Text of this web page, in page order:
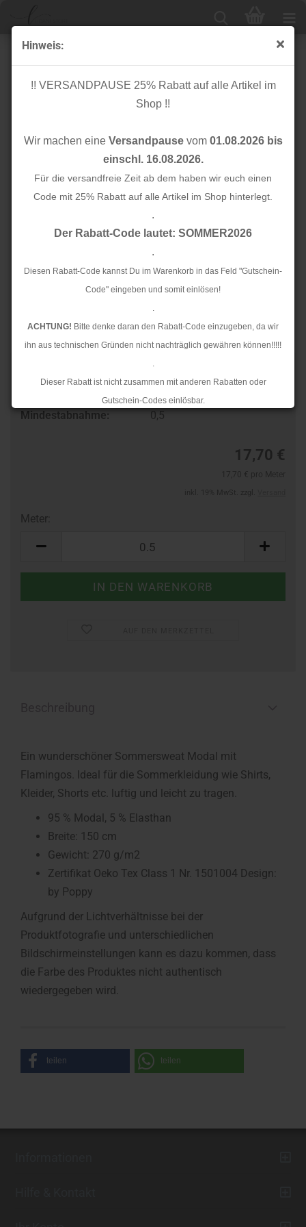
Hinweis:
!! VERSANDPAUSE 25% Rabatt auf alle Artikel im
Shop !!
Wir machen eine Versandpausevom 01.08.2026 bis
einschl. 16.08.2026.
Für die versandfreie Zeit ab dem haben wir euch einen
Code mit 25% Rabatt auf alle Artikel im Shop hinterlegt.
.
Der Rabatt-Code lautet: SOMMER2026
.
Diesen Rabatt-Code kannst Du im Warenkorb in das Feld "Gutschein-
Code" eingeben und somit einlösen!
.
ACHTUNG! Bitte denke daran den Rabatt-Code einzugeben, da wir
ihn aus technischen Gründen nicht nachträglich gewähren können!!!!!
.
Dieser Rabatt ist nicht zusammen mit anderen Rabatten oder
Gutschein-Codes einlösbar.
.
Rückstaus kann es jedoch zu längeren Lieferzeiten kommen.
Modal - Flamingo - blau
Mindestabnahme:
0,5
17,70 €
Meter:
Ein wunderschöner Sommersweat Modal mit
Flamingos. Ideal für die Sommerkleidung wie Shirts,
Kleider, Shorts etc. luftig und leicht zu tragen.
95 % Modal, 5 % Elasthan
Breite: 150 cm
Gewicht: 270 g/m2
Zertifikat Oeko Tex Class 1 Nr. 1501004 Design:
by Poppy
Aufgrund der Lichtverhältnisse bei der
Produktfotografie und unterschiedlichen
Bildschirmeinstellungen kann es dazu kommen, dass
die Farbe des Produktes nicht authentisch
wiedergegeben wird.
teilen teilen